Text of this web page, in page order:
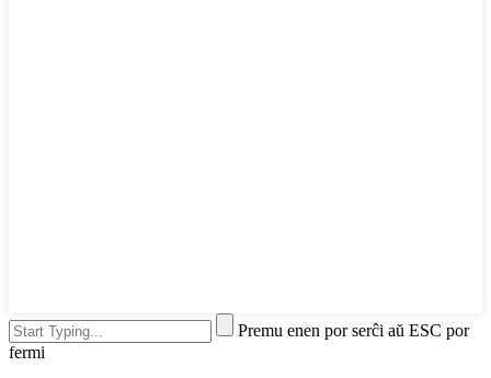
Premu enen por serĉi aŭ ESC por
fermi